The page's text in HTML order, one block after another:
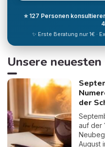
⭐ 127 Personen
✨ Erste Beratung nur 1€ ·
Unsere
der
auf der
August